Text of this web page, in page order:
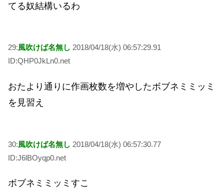
てる奴結構いるわ
29:風吹けば名無し 2018/04/18(水) 06:57:29.91
ID:QHP0JkLn0.net
おたより通りに作画枚数を増やしたボブネミミッミ
を見習え
30:風吹けば名無し 2018/04/18(水) 06:57:30.77
ID:J6lBOyqp0.net
ボブネミミッミすこ